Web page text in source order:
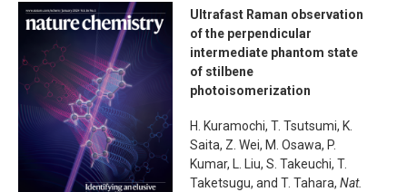
Ultrafast Raman observation
of the perpendicular
intermediate phantom state
of stilbene
photoisomerization
H. Kuramochi, T. Tsutsumi, K.
Saita, Z. Wei, M. Osawa, P.
Kumar, L. Liu, S. Takeuchi, T.
Taketsugu, and T. Tahara, Nat.